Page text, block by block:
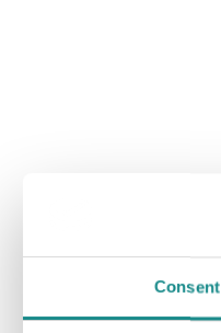
Consent